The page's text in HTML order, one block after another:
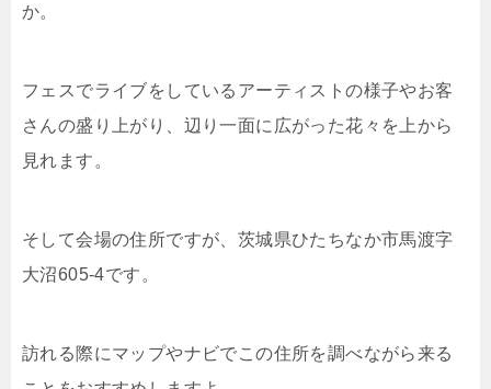
か。
フェスでライブをしているアーティストの様子やお客
さんの盛り上がり、辺り一面に広がった花々を上から
見れます。
そして会場の住所ですが、茨城県ひたちなか市馬渡字
大沼605-4です。
訪れる際にマップやナビでこの住所を調べながら来る